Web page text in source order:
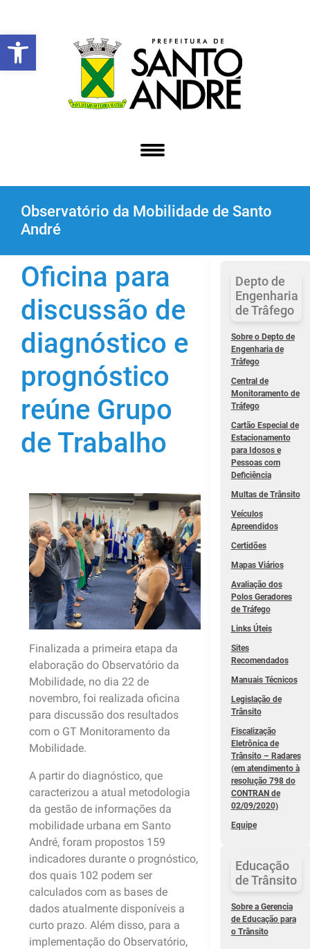
Abrir a barra de ferramentas
Observatório da Mobilidade de Santo
André
Oficina para
discussão de
diagnóstico e
prognóstico
reúne Grupo
de Trabalho
Finalizada a primeira etapa da
elaboração do Observatório da
Mobilidade, no dia 22 de
novembro, foi realizada oficina
para discussão dos resultados
com o GT Monitoramento da
Mobilidade.
A partir do diagnóstico, que
caracterizou a atual metodologia
da gestão de informações da
mobilidade urbana em Santo
André, foram propostos 159
indicadores durante o prognóstico,
dos quais 102 podem ser
calculados com as bases de
dados atualmente disponíveis a
curto prazo. Além disso, para a
implementação do Observatório,
Depto de
Engenharia
de Trâfego
Sobre o Depto de
Engenharia de
Trâfego
Central de
Monitoramento de
Tráfego
Cartão Especial de
Estacionamento
para Idosos e
Pessoas com
Deficiência
Multas de Trânsito
Veículos
Apreendidos
Certidões
Mapas Viários
Avaliação dos
Polos Geradores
de Tráfego
Links Úteis
Sites
Recomendados
Manuais Técnicos
Legislação de
Trânsito
Fiscalização
Eletrônica de
Trânsito – Radares
(em atendimento à
resolução 798 do
CONTRAN de
02/09/2020)
Equipe
Educação
de Trânsito
Sobre a Gerencia
de Educação para
o Trânsito